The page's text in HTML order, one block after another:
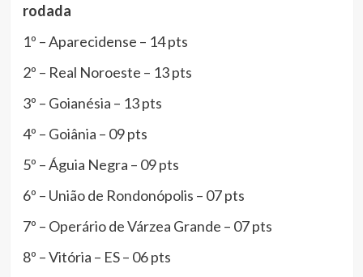
rodada
1º – Aparecidense – 14 pts
2º – Real Noroeste – 13 pts
3º – Goianésia – 13 pts
4º – Goiânia – 09 pts
5º – Águia Negra – 09 pts
6º – União de Rondonópolis – 07 pts
7º – Operário de Várzea Grande – 07 pts
8º – Vitória – ES – 06 pts